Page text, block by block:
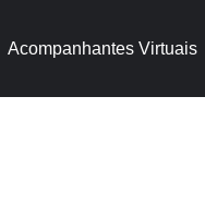
Acompanhantes Virtuais